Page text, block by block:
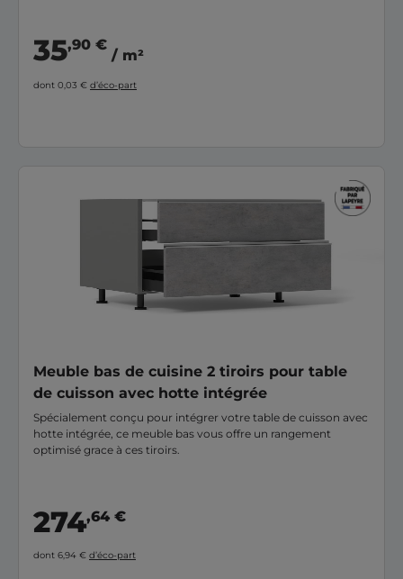
35,90 €
/ m²
dont 0,03 € d’éco-part
Meuble bas de cuisine 2 tiroirs pour table
de cuisson avec hotte intégrée
Spécialement conçu pour intégrer votre table de cuisson avec
hotte intégrée, ce meuble bas vous offre un rangement
optimisé grace à ces tiroirs.
274,64 €
dont 6,94 € d’éco-part